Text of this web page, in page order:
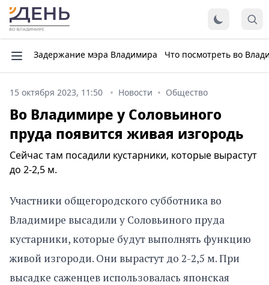
Задержание мэра Владимира Что посмотреть во
15 октября 2023, 11:50 Новости Общество
Во Владимире у Соловьиного
пруда появится живая изгородь
Сейчас там посадили кустарники, которые вырастут
до 2-2,5 м.
Участники общегородского субботника во
Владимире высадили у Соловьиного пруда
кустарники, которые будут выполнять функцию
живой изгороди. Они вырастут до 2-2,5 м. При
высадке саженцев использовалась японская